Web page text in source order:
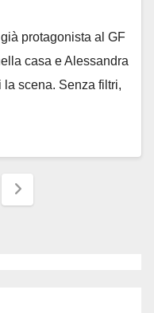
protagonista al GF
casa e Alessandra
scena. Senza filtri,